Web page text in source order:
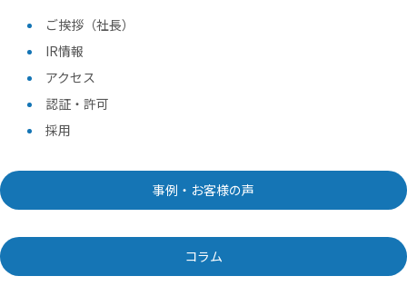
ご挨拶（社長）
IR情報
アクセス
認証・許可
採用
事例・お客様の声
コラム